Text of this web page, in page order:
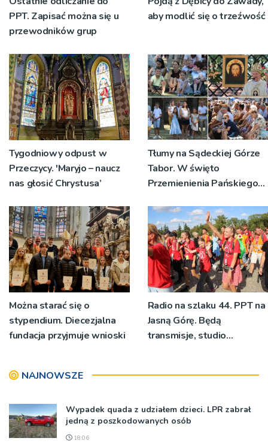
PPT. Zapisać można się u
przewodników grup
aby modlić się o trzeźwość
Tygodniowy odpust w
Przeczycy. 'Maryjo – naucz
nas głosić Chrystusa’
Tłumy na Sądeckiej Górze
Tabor. W święto
Przemienienia Pańskiego
znaczeniu Sakramentów
[ZDJĘCIA]
Można starać się o
stypendium. Diecezjalna
fundacja przyjmuje wnioski
Radio na szlaku 44. PPT na
Jasną Górę. Będą
transmisje, studio
NAJNOWSZE
Wypadek quada z udziałem dzieci. LPR zabrał
jedną z poszkodowanych osób
18:06